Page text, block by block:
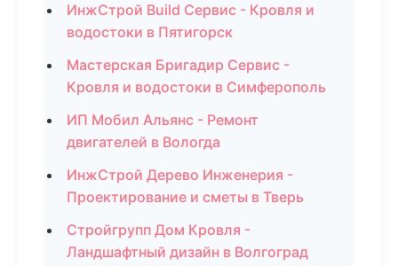
ИнжСтрой Build Сервис - Кровля и
водостоки в Пятигорск
Мастерская Бригадир Сервис -
Кровля и водостоки в Симферополь
ИП Мобил Альянс - Ремонт
двигателей в Вологда
ИнжСтрой Дерево Инженерия -
Проектирование и сметы в Тверь
Стройгрупп Дом Кровля -
Ландшафтный дизайн в Волгоград